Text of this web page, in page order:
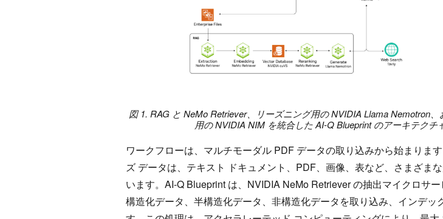
図 1. RAG と NeMo Retriever、リーズニング用の NVIDIA Llama Nemotron
用の NVIDIA NIM を統合した AI-Q Blueprint のアーキテクチ
ワークフローは、マルチモーダル PDF データの取り込みから始まりま
ズ データは、テキスト ドキュメント、PDF、画像、表など、さまざま
います。AI-Q Blueprint は、NVIDIA NeMo Retriever の抽出マイクロサー
構造化データ、半構造化データ、非構造化データを取り込み、インデッ